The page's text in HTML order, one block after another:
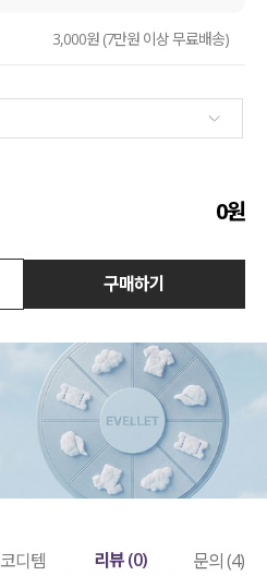
3,000원 (7만원 이상 무료배송)
0원
구매하기
코디템 리뷰 (0) 문의 (4)